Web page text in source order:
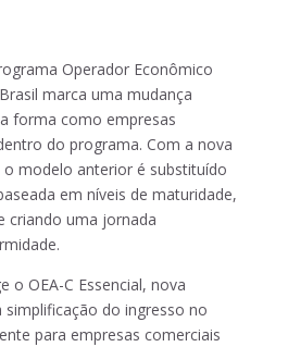
Operador Econômico
marca uma mudança
forma como empresas
do programa. Com a nova
modelo anterior é substituído
em níveis de maturidade,
criando uma jornada
o OEA-C Essencial, nova
do ingresso no
para empresas comerciais